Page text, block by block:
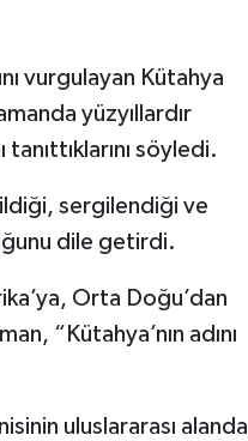
vurgulayan Kütahya
yüzyıllardır
söyledi.
sergilendiği ve
dile getirdi.
Orta Doğu’dan
“Kütahya’nın adını
uluslararası alanda